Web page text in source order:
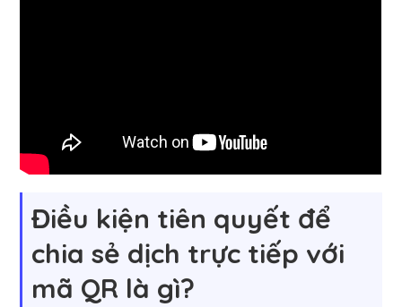
Điều kiện tiên quyết để
chia sẻ dịch trực tiếp với
mã QR là gì?